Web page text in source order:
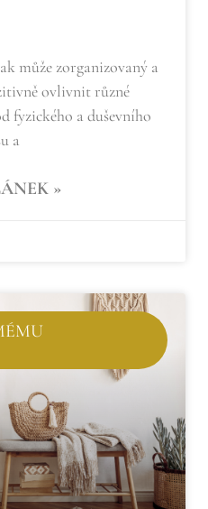
může zorganizovaný a
ovlivnit různé
fyzického a duševního
a
»